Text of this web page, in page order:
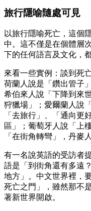
旅行隱喻隨處可見
以旅行隱喻死亡，這個
中。這不僅是在個體層
下的任何語言及文化，
來看一些實例：談到死
荷蘭人說是「鑽出管子
希伯來人說「下降到來
狩獵場」；愛爾蘭人說
「去旅行」、「通向更
區」；葡萄牙人說「上
「在街角轉彎」，丹麥
有一名說英語的受訪者
語是「到街角還有多遠
地方」。中文世界裡，
死亡之門」，雖然那不
著新世界開啟。